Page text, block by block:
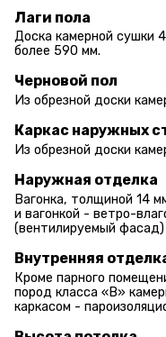
Лаги пола
Доска камерной сушки
более 590 мм.
Черновой пол
Из обрезной доски
Каркас наружных
Из обрезной доски
Наружная отделка
Вагонка, толщиной 14
и вагонкой - ветро-
(вентилируемый фасад)
Внутренняя
Кроме парного
пород класса «В»
каркасом -